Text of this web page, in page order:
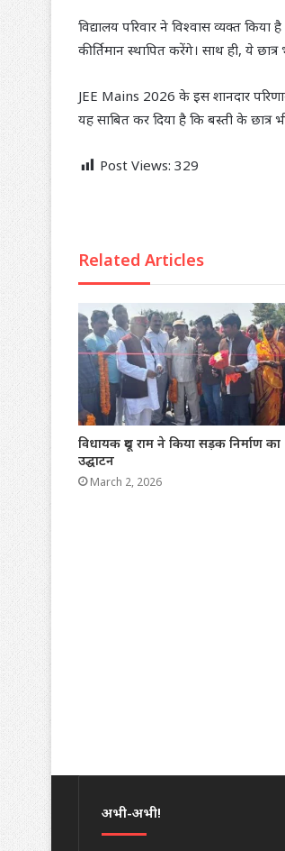
विद्यालय परिवार ने विश्वास व्यक्त
कीर्तिमान स्थापित करेंगे। साथ ही, ये
JEE Mains 2026 के इस शानदार
यह साबित कर दिया है कि बस्ती के छात्र
Post Views: 329
Related Articles
विधायक दूध राम ने किया सड़क निर्माण का
उद्घाटन
March 2, 2026
अभी-अभी!